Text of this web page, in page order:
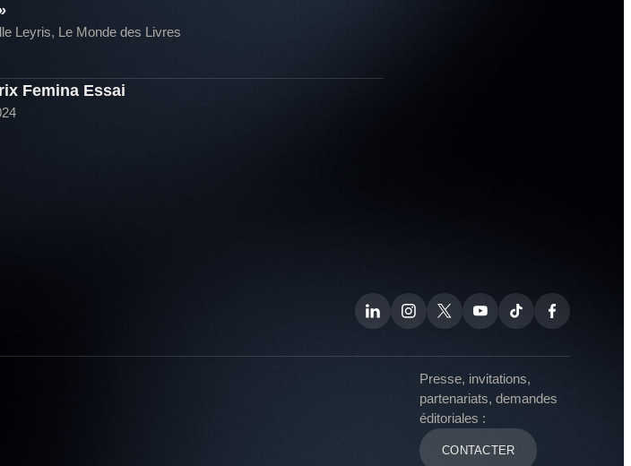
Leyris, Le Monde des Livres
Femina Essai
Presse, invitations,
partenariats, demandes
éditoriales :
CONTACTER